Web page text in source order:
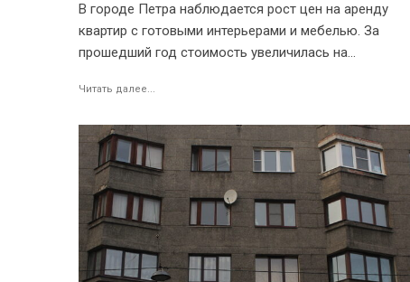
В городе Петра наблюдается рост цен на аренду
квартир с готовыми интерьерами и мебелью. За
прошедший год стоимость увеличилась на...
Читать далее...